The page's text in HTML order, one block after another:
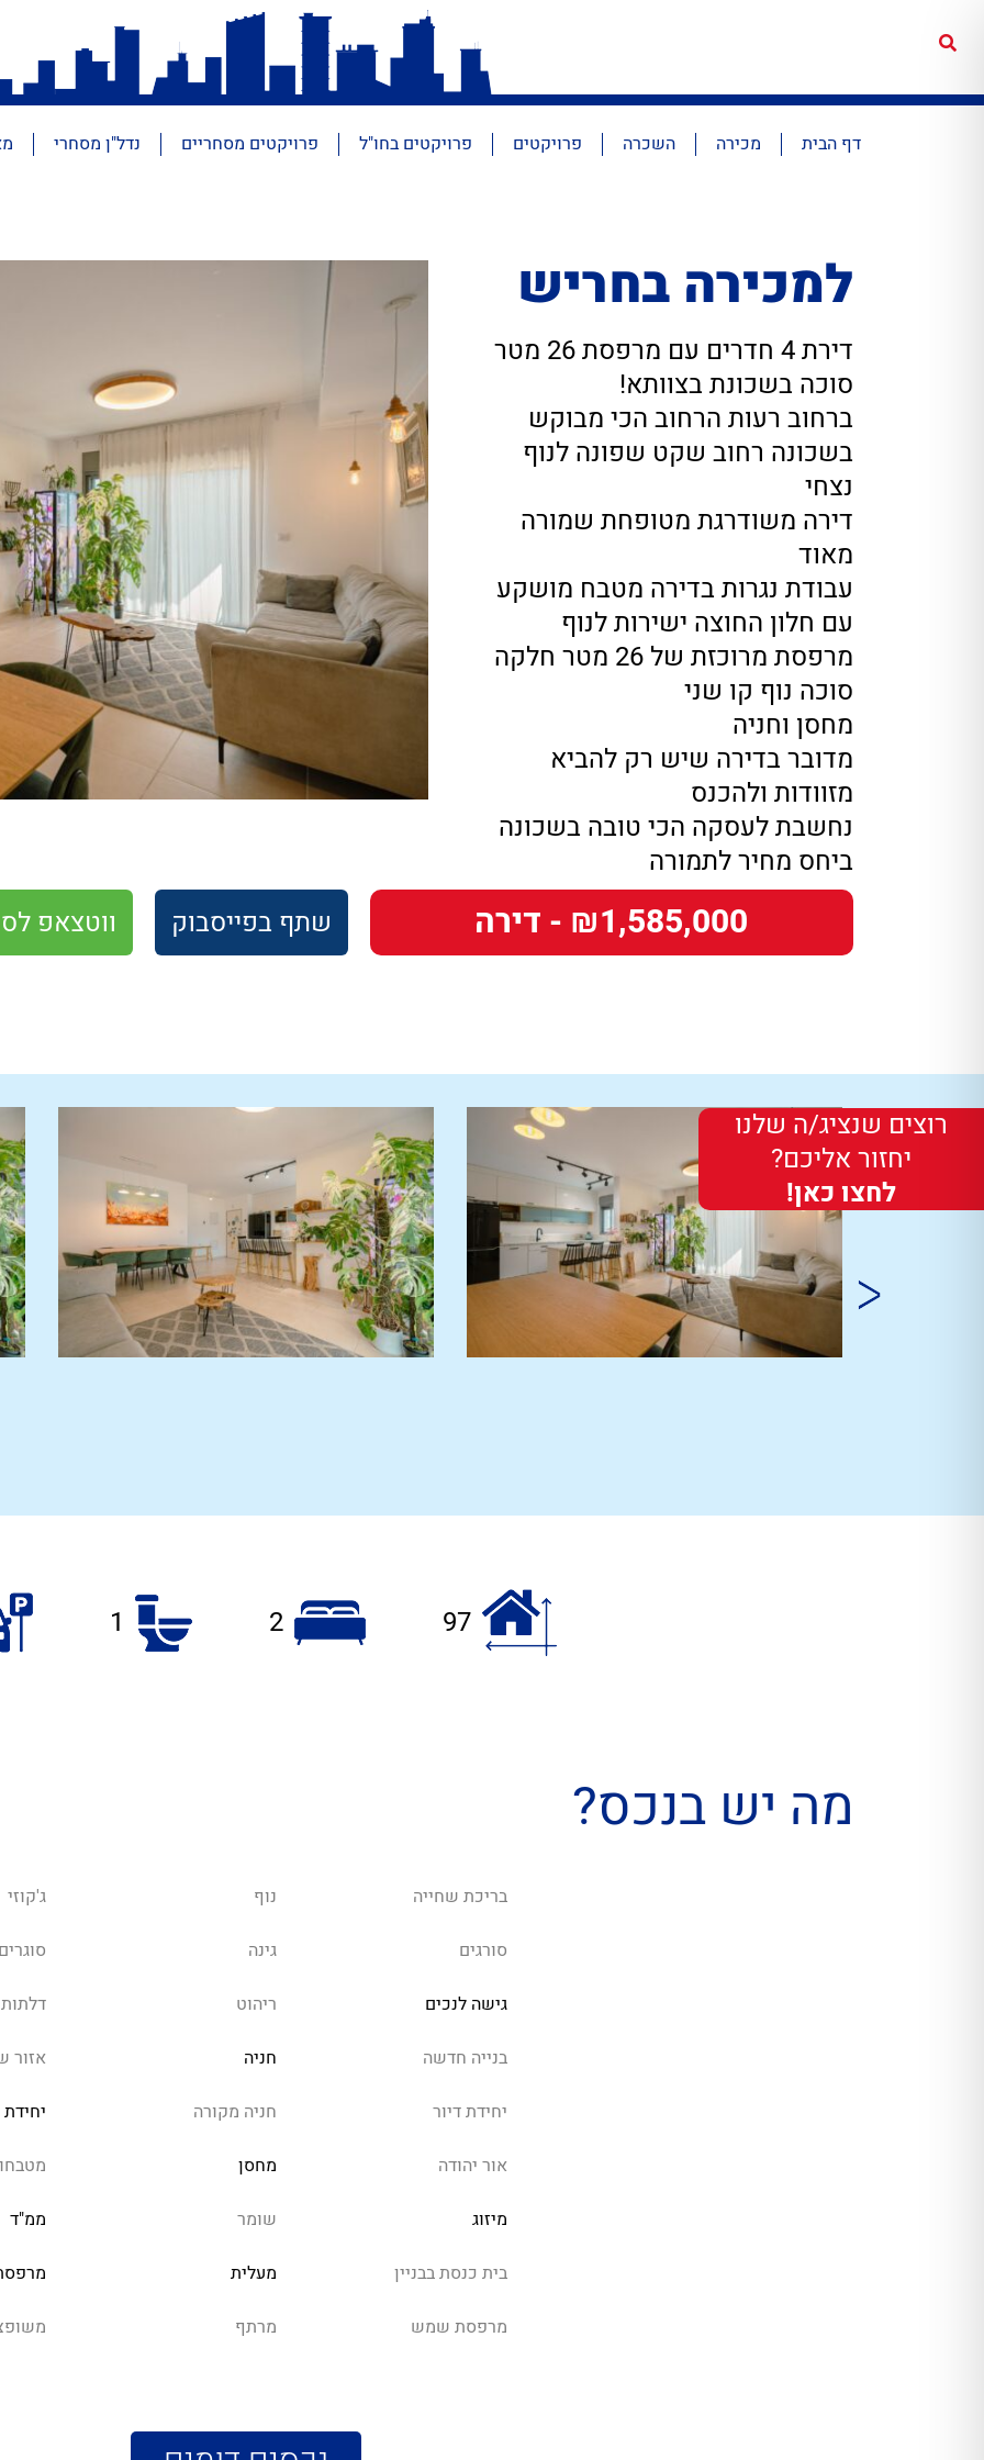
דף הבית מכירה השכרה פרויקטים פרויקטים בחו"ל פרויקטים מסחריים נדל"ן מסחרי
למכירה בחריש
דירת 4 חדרים עם מרפסת 26 מטר
סוכה בשכונת בצוותא!
ברחוב רעות הרחוב הכי מבוקש
בשכונה רחוב שקט שפונה לנוף
נצחי
דירה משודרגת מטופחת שמורה
מאוד
עבודת נגרות בדירה מטבח מושקע
עם חלון החוצה ישירות לנוף
מרפסת מרוכזת של 26 מטר חלקה
סוכה נוף קו שני
מחסן וחניה
מדובר בדירה שיש רק להביא
מזוודות ולהכנס
נחשבת לעסקה הכי טובה בשכונה
ביחס מחיר לתמורה
₪1,585,000 - דירה שתף בפייסבוק ווטצאפ
97
2
1
מה יש בנכס?
בריכת שחייה נוף ג'קוזי
סורגים גינה
גישה לנכים ריהוט
בנייה חדשה חניה אזור
יחידת דיור חניה מקורה
אור יהודה מחסן
מיזוג שומר ממ"ד
בית כנסת בבניין מעלית
מרפסת שמש מרתף
רוצים שנציג/ה שלנו
יחזור אליכם?
לחצו כאן!